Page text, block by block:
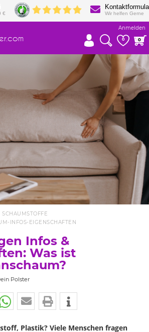
€ Wir helfen Gerne
Anmelden
0 0
SCHAUMSTOFFE
INFOS-EIGENSCHAFTEN
Infos &
Was ist
Polster
Plastik? Viele Menschen fragen